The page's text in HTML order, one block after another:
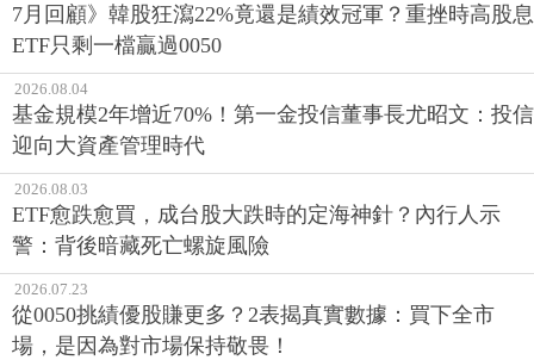
7月回顧》韓股狂瀉22%竟還是績效冠軍？重挫時高股息
ETF只剩一檔贏過0050
2026.08.04
基金規模2年增近70%！第一金投信董事長尤昭文：投信
迎向大資產管理時代
2026.08.03
ETF愈跌愈買，成台股大跌時的定海神針？內行人示
警：背後暗藏死亡螺旋風險
2026.07.23
從0050挑績優股賺更多？2表揭真實數據：買下全市
場，是因為對市場保持敬畏！